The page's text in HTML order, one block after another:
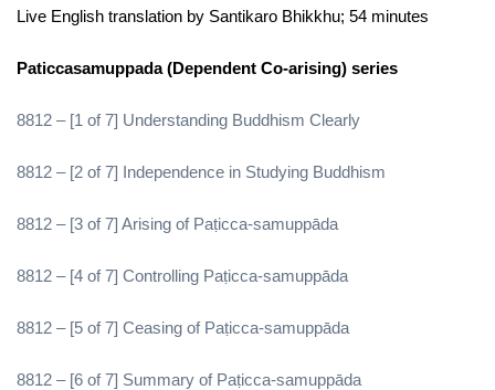
Live English translation by Santikaro Bhikkhu; 54 minutes
Paticcasamuppada (Dependent Co-arising) series
8812 – [1 of 7] Understanding Buddhism Clearly
8812 – [2 of 7] Independence in Studying Buddhism
8812 – [3 of 7] Arising of Paṭicca-samuppāda
8812 – [4 of 7] Controlling Paṭicca-samuppāda
8812 – [5 of 7] Ceasing of Paṭicca-samuppāda
8812 – [6 of 7] Summary of Paṭicca-samuppāda